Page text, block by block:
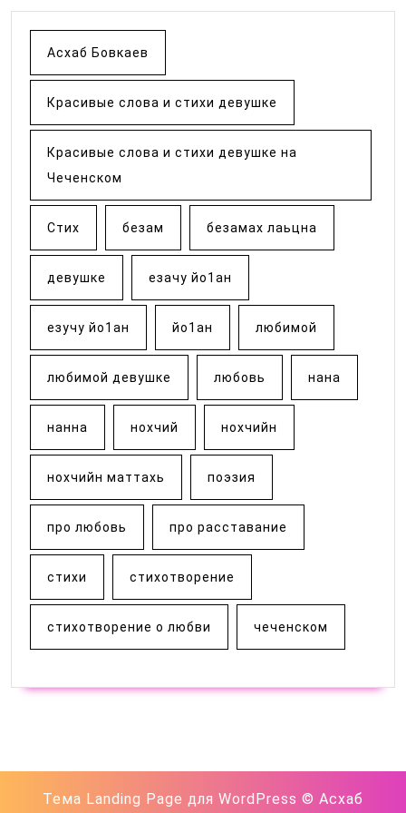
Асхаб Бовкаев
Красивые слова и стихи девушке
Красивые слова и стихи девушке на
Чеченском
Стих безам безамах лаьцна
девушке езачу йо1ан
езучу йо1ан йо1ан любимой
любимой девушке любовь нана
нанна нохчий нохчийн
нохчийн маттахь поэзия
про любовь про расставание
стихи стихотворение
стихотворение о любви чеченском
Тема Landing Page для WordPress © Асхаб